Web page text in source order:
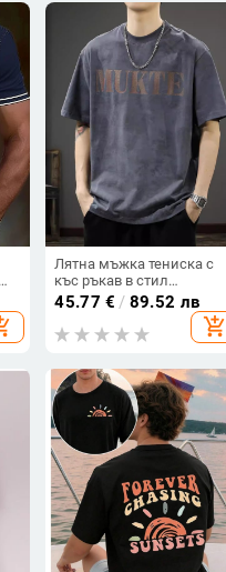
Лятна мъжка тениска с
къс ръкав в стил
американски винтидж,
свободен силует, плюс
размер, принт с букви,
45.77 € / 89.52 лв
add_shopping_cart